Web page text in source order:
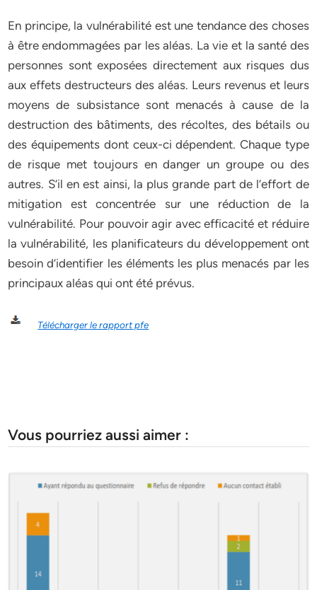
En principe, la vulnérabilité est une tendance des choses
à être endommagées par les aléas. La vie et la santé des
personnes sont exposées directement aux risques dus
aux effets destructeurs des aléas. Leurs revenus et leurs
moyens de subsistance sont menacés à cause de la
destruction des bâtiments, des récoltes, des bétails ou
des équipements dont ceux-ci dépendent. Chaque type
de risque met toujours en danger un groupe ou des
autres. S’il en est ainsi, la plus grande part de l’effort de
mitigation est concentrée sur une réduction de la
vulnérabilité. Pour pouvoir agir avec efficacité et réduire
la vulnérabilité, les planificateurs du développement ont
besoin d’identifier les éléments les plus menacés par les
principaux aléas qui ont été prévus.
Télécharger le rapport pfe
Vous pourriez aussi aimer :